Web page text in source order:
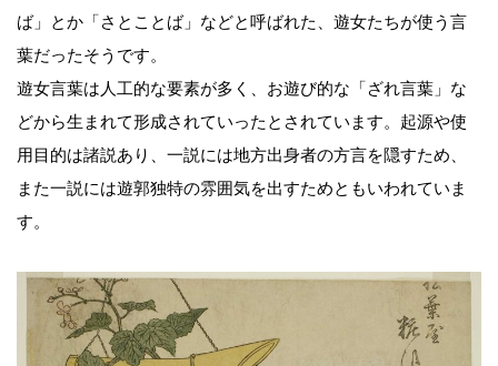
ば」とか「さとことば」などと呼ばれた、遊女たちが使う言
葉だったそうです。
遊女言葉は人工的な要素が多く、お遊び的な「ざれ言葉」な
どから生まれて形成されていったとされています。起源や使
用目的は諸説あり、一説には地方出身者の方言を隠すため、
また一説には遊郭独特の雰囲気を出すためともいわれていま
す。